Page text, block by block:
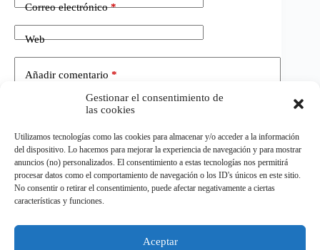
Gestionar el consentimiento de
las cookies
Utilizamos tecnologías como las cookies para almacenar y/o acceder a la información
del dispositivo. Lo hacemos para mejorar la experiencia de navegación y para mostrar
anuncios (no) personalizados. El consentimiento a estas tecnologías nos permitirá
procesar datos como el comportamiento de navegación o los ID's únicos en este sitio.
No consentir o retirar el consentimiento, puede afectar negativamente a ciertas
características y funciones.
Aceptar
Correo electrónico*
Web
Añadir comentario *
Publicar el comentario